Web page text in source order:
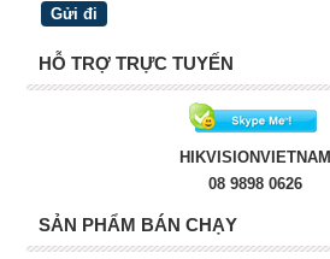
HỖ TRỢ TRỰC TUYẾN
HIKVISIONVIETNAM
08 9898 0626
SẢN PHẨM BÁN CHẠY